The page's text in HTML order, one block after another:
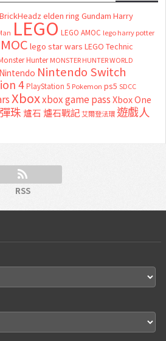
BrickHeadz elden ring Gundam Harry
LEGO LEGO AMOC lego harry potter
lego star wars LEGO Technic
Hunter MONSTER HUNTER WORLD
Nintendo Nintendo Switch
4 PlayStation 5 Pokemon ps5 SDCC
Xboxxbox game passXbox One
珠 爐石 爐石戰記艾爾登法環 遊戲人
RSS